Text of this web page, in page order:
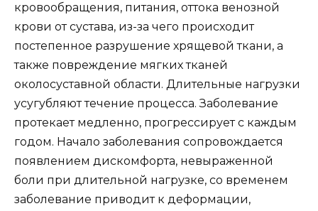
кровообращения, питания, оттока венозной
крови от сустава, из-за чего происходит
постепенное разрушение хрящевой ткани, а
также повреждение мягких тканей
околосуставной области. Длительные нагрузки
усугубляют течение процесса. Заболевание
протекает медленно, прогрессирует с каждым
годом. Начало заболевания сопровождается
появлением дискомфорта, невыраженной
боли при длительной нагрузке, со временем
заболевание приводит к деформации,